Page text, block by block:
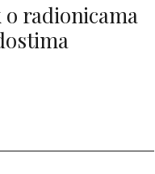
radionicama